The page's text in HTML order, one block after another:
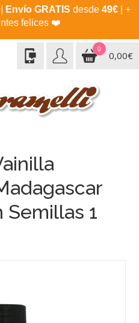
Envío GRATIS desde 49€| +
felices ❤️
0
0,00€
Semillas 1